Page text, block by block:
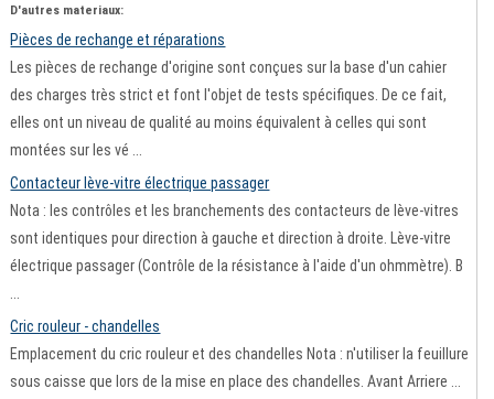
D'autres materiaux:
Pièces de rechange et réparations
Les pièces de rechange d'origine sont conçues sur la base d'un cahier
des charges très strict et font l'objet de tests spécifiques. De ce fait,
elles ont un niveau de qualité au moins équivalent à celles qui sont
montées sur les vé ...
Contacteur lève-vitre électrique passager
Nota : les contrôles et les branchements des contacteurs de lève-vitres
sont identiques pour direction à gauche et direction à droite. Lève-vitre
électrique passager (Contrôle de la résistance à l'aide d'un ohmmètre). B
Cric rouleur - chandelles
Emplacement du cric rouleur et des chandelles Nota : n'utiliser la feuillure
sous caisse que lors de la mise en place des chandelles. Avant Arriere ...